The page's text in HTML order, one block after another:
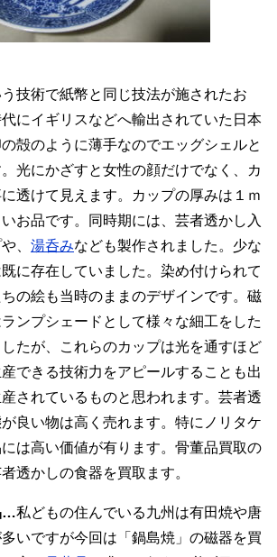
技術で紙幣と同じ技法が施されたお
にイギリスなどへ輸出されていた日本
殻のように薄手なのでエッグシェルと
光にかざすと女性の顔だけでなく、カ
透けて見えます。カップの厚みは１ｍ
お品です。同時期には、芸者透かし入
、 湯呑みなども製作されました。少な
に存在していました。染め付けられて
の絵も当時のままのデザインです。磁
ンプシェードとして様々な細工をした
たが、これらのカップは光を通すほど
できる技術力をアピールすることも出
されているものと思われます。芸者透
良い物は高く売れます。特にノリタケ
は高い価値が有ります。骨董品買取の
透かしの食器を買取ます。
…私どもの住んでいる九州は有田焼や唐
いですが今回は「鍋島焼」の磁器を買